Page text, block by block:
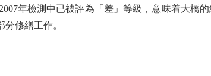
年檢測中已被評為「差」等級，意味着大橋
修繕工作。